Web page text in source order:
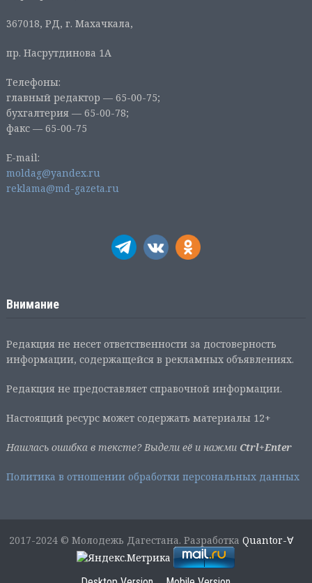
367018, РД, г. Махачкала,
пр. Насрутдинова 1А
Телефоны:
главный редактор — 65-00-75;
бухгалтерия — 65-00-78;
факс — 65-00-75
E-mail:
moldag@yandex.ru
reklama@md-gazeta.ru
Внимание
Редакция не несет ответственности за достоверность
информации, содержащейся в рекламных объявлениях.
Редакция не предоставляет справочной информации.
Настоящий ресурс может содержать материалы 12+
Нашлась ошибка в тексте? Выдели её и нажми Ctrl+Enter
Политика в отношении обработки персональных данных
2017-2024 © Молодежь Дагестана. РазработкаQuantor-∀